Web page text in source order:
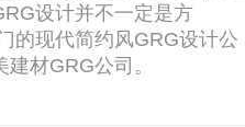
设计并不一定是方
的现代简约风GRG设计公
材GRG公司。